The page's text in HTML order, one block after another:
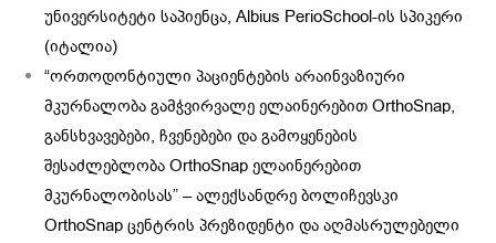
უნივერსიტეტი საპიენცა, Albius PerioSchool-ის სპიკერი
(იტალია)
“ორთოდონტიული პაციენტების არაინვაზიური
მკურნალობა გამჭვირვალე ელაინერებით OrthoSnap,
განსხვავებები, ჩვენებები და გამოყენების
შესაძლებლობა OrthoSnap ელაინერებით
მკურნალობისას” – ალექსანდრე ბოლიჩევსკი
OrthoSnap ცენტრის პრეზიდენტი და აღმასრულებელი